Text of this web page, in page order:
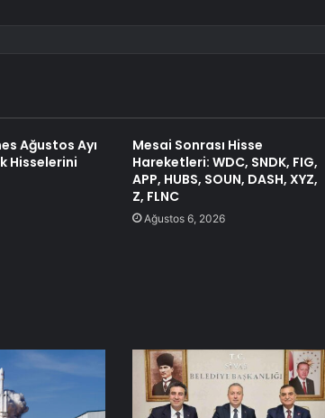
Ağustos Ayı
Hisselerini
Mesai Sonrası Hisse
Hareketleri: WDC, SNDK, FIG,
APP, HUBS, SOUN, DASH, XYZ,
Z, FLNC
Ağustos 6, 2026